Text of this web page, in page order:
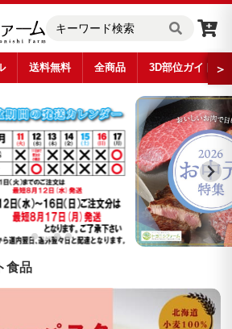
送料無料 全商品 3D部位ガイド ＞
食品